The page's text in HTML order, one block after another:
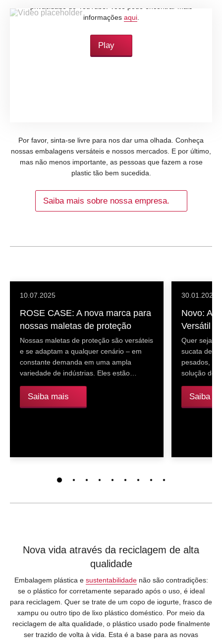
informações aqui.
Play
Por favor, sinta-se livre para nos dar uma olhada. Conheça
nossas embalagens versáteis e nossos mercados. E por último,
mas não menos importante, as pessoas que fazem a rose
plastic tão bem sucedida.
Saiba mais sobre nossa empresa.
10.07.2025
ROSE CASE: A nova marca para
nossas maletas de proteção
Nossas maletas de proteção são versáteis
e se adaptam a qualquer cenário – em
constante demanda em uma ampla
variedade de indústrias. Eles estão…
Saiba mais
30.01.2025
Novo: A
Versátil e
Quer seja
sucata de
pesados, a
solução de
Saiba
Nova vida através da reciclagem de alta
qualidade
Embalagem plástica e sustentabilidadenão são contradições:
se o plástico for corretamente separado após o uso, é ideal
para reciclagem. Quer se trate de um copo de iogurte, frasco de
xampu ou outro tipo de lixo plástico doméstico. Por meio da
reciclagem de alta qualidade, o plástico usado pode finalmente
ser trazido de volta à vida. Esta é a base para as novas